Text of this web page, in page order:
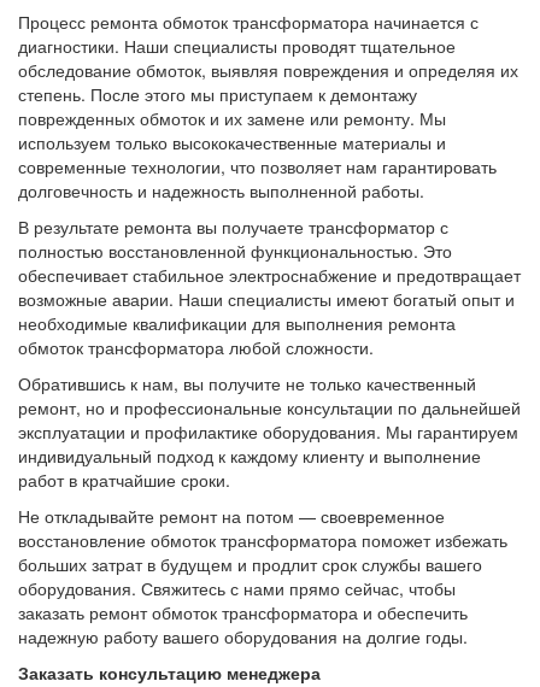
Процесс ремонта обмоток трансформатора начинается с
диагностики. Наши специалисты проводят тщательное
обследование обмоток, выявляя повреждения и определяя их
степень. После этого мы приступаем к демонтажу
поврежденных обмоток и их замене или ремонту. Мы
используем только высококачественные материалы и
современные технологии, что позволяет нам гарантировать
долговечность и надежность выполненной работы.
В результате ремонта вы получаете трансформатор с
полностью восстановленной функциональностью. Это
обеспечивает стабильное электроснабжение и предотвращает
возможные аварии. Наши специалисты имеют богатый опыт и
необходимые квалификации для выполнения ремонта
обмоток трансформатора любой сложности.
Обратившись к нам, вы получите не только качественный
ремонт, но и профессиональные консультации по дальнейшей
эксплуатации и профилактике оборудования. Мы гарантируем
индивидуальный подход к каждому клиенту и выполнение
работ в кратчайшие сроки.
Не откладывайте ремонт на потом — своевременное
восстановление обмоток трансформатора поможет избежать
больших затрат в будущем и продлит срок службы вашего
оборудования. Свяжитесь с нами прямо сейчас, чтобы
заказать ремонт обмоток трансформатора и обеспечить
надежную работу вашего оборудования на долгие годы.
Заказать консультацию менеджера